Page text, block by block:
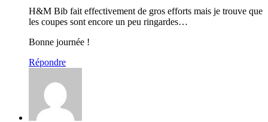
H&M Bib fait effectivement de gros efforts mais je trouve que
les coupes sont encore un peu ringardes…
Bonne journée !
Répondre